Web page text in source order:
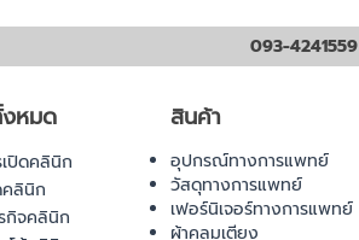
093-4241559
หมด
ปิดคลินิก
คลินิก
กิจคลินิก
สินค้า
อุปกรณ์ทางการแพทย์
วัสดุทางการแพทย์
เฟอร์นิเจอร์ทางการแพทย์
ผ้าคลุมเตียง